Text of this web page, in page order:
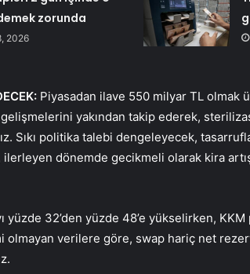
zorunda
2026
Piyasadan ilave 550 milyar TL olmak
yakından takip ederek,
Sıkı politika talebi dengeleyecek,
ilerleyen dönemde gecikmeli olarak kira
yüzde 32’den yüzde 48’e yükselirken, KKM
olmayan verilere göre, swap hariç net